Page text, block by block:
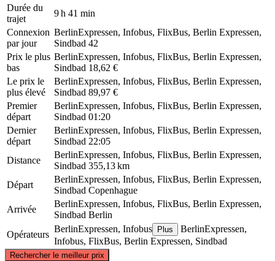
Durée du
trajet
9 h 41 min
Connexion
par jour
BerlinExpressen, Infobus, FlixBus, Berlin Expressen,
Sindbad 42
Prix ​​le plus
bas
BerlinExpressen, Infobus, FlixBus, Berlin Expressen,
Sindbad 18,62 €
Le prix le
plus élevé
BerlinExpressen, Infobus, FlixBus, Berlin Expressen,
Sindbad 89,97 €
Premier
départ
BerlinExpressen, Infobus, FlixBus, Berlin Expressen,
Sindbad 01:20
Dernier
départ
BerlinExpressen, Infobus, FlixBus, Berlin Expressen,
Sindbad 22:05
Distance
BerlinExpressen, Infobus, FlixBus, Berlin Expressen,
Sindbad 355,13 km
Départ
BerlinExpressen, Infobus, FlixBus, Berlin Expressen,
Sindbad Copenhague
Arrivée
BerlinExpressen, Infobus, FlixBus, Berlin Expressen,
Sindbad Berlin
Opérateurs
BerlinExpressen, Infobus Plus
BerlinExpressen,
Infobus, FlixBus, Berlin Expressen, Sindbad
Rechercher le meilleur prix
©CARTO, ©OpenStreetMapcontributors